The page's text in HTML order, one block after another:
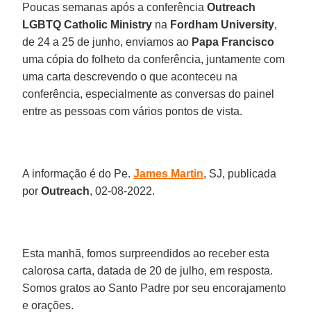
Poucas semanas após a conferênciaOutreach
LGBTQ Catholic Ministry na Fordham University,
de 24 a 25 de junho, enviamos ao Papa Francisco
uma cópia do folheto da conferência, juntamente com
uma carta descrevendo o que aconteceu na
conferência, especialmente as conversas do painel
entre as pessoas com vários pontos de vista.
A informação é do Pe.James Martin, SJ, publicada
porOutreach, 02-08-2022.
Esta manhã, fomos surpreendidos ao receber esta
calorosa carta, datada de 20 de julho, em resposta.
Somos gratos ao Santo Padre por seu encorajamento
e orações.